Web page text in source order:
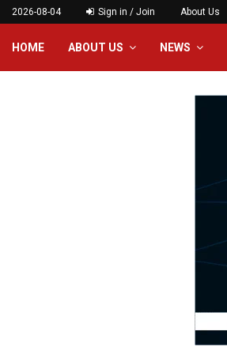
2026-08-04 Sign in / Join About Us
HOME ABOUT US NEWS